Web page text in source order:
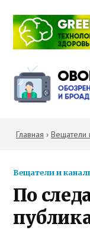
Главная › Вещатели
Вещатели и
По